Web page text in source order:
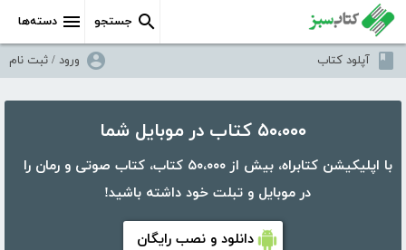
دسته‌ها جستجو
آپلود کتاب ورود / ثبت نام
۵۰،۰۰۰ کتاب در موبایل شما
با اپلیکیشن کتابراه، بیش از ۵۰،۰۰۰ کتاب، کتاب صوتی و رمان را
در موبایل و تبلت خود داشته باشید!
دانلود و نصب رایگان